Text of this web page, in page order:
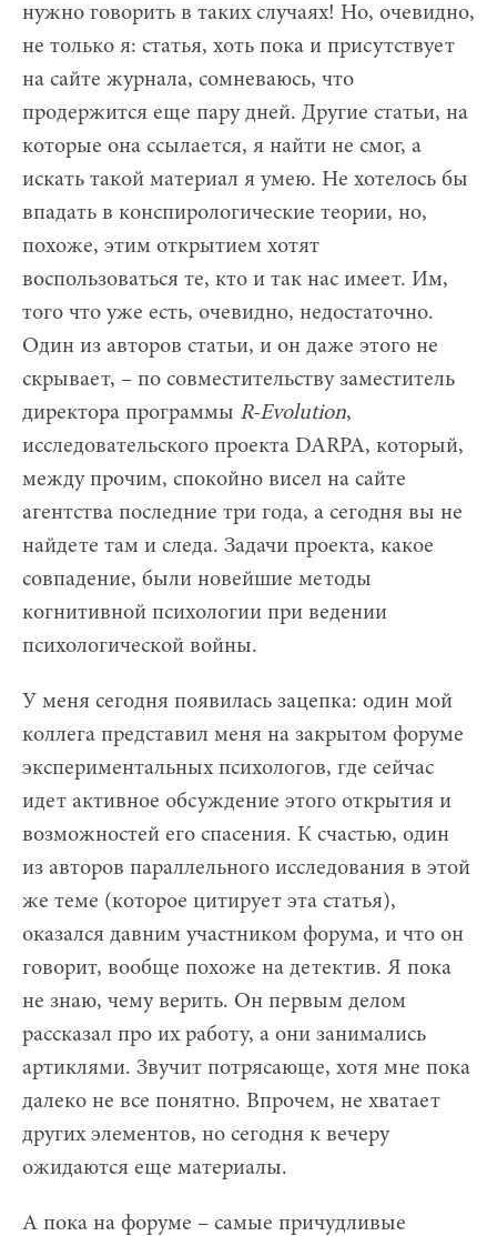
нужно говорить в таких случаях! Но, очевидно,
не только я: статья, хоть пока и присутствует
на сайте журнала, сомневаюсь, что
продержится еще пару дней. Другие статьи, на
которые она ссылается, я найти не смог, а
искать такой материал я умею. Не хотелось бы
впадать в конспирологические теории, но,
похоже, этим открытием хотят
воспользоваться те, кто и так нас имеет. Им,
того что уже есть, очевидно, недостаточно.
Один из авторов статьи, и он даже этого не
скрывает, – по совместительству заместитель
директора программы R-Evolution,
исследовательского проекта DARPA, который,
между прочим, спокойно висел на сайте
агентства последние три года, а сегодня вы не
найдете там и следа. Задачи проекта, какое
совпадение, были новейшие методы
когнитивной психологии при ведении
психологической войны.
У меня сегодня появилась зацепка: один мой
коллега представил меня на закрытом форуме
экспериментальных психологов, где сейчас
идет активное обсуждение этого открытия и
возможностей его спасения. К счастью, один
из авторов параллельного исследования в этой
же теме (которое цитирует эта статья),
оказался давним участником форума, и что он
говорит, вообще похоже на детектив. Я пока
не знаю, чему верить. Он первым делом
рассказал про их работу, а они занимались
артиклями. Звучит потрясающе, хотя мне пока
далеко не все понятно. Впрочем, не хватает
других элементов, но сегодня к вечеру
ожидаются еще материалы.
А пока на форуме – самые причудливые